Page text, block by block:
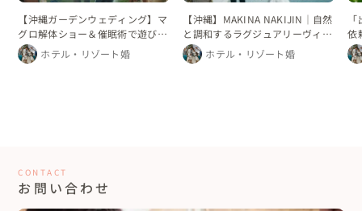
【沖縄ガーデンウェディング】マ
グロ解体ショー＆催眠術で遊び心
あふれる結婚式
ホテル・リゾート婚
【沖縄】MAKINA NAKIJIN｜自然
と調和するラグジュアリーヴィラ
ウェディング
ホテル・リゾート婚
依
ル
CONTACT
お問い合わせ